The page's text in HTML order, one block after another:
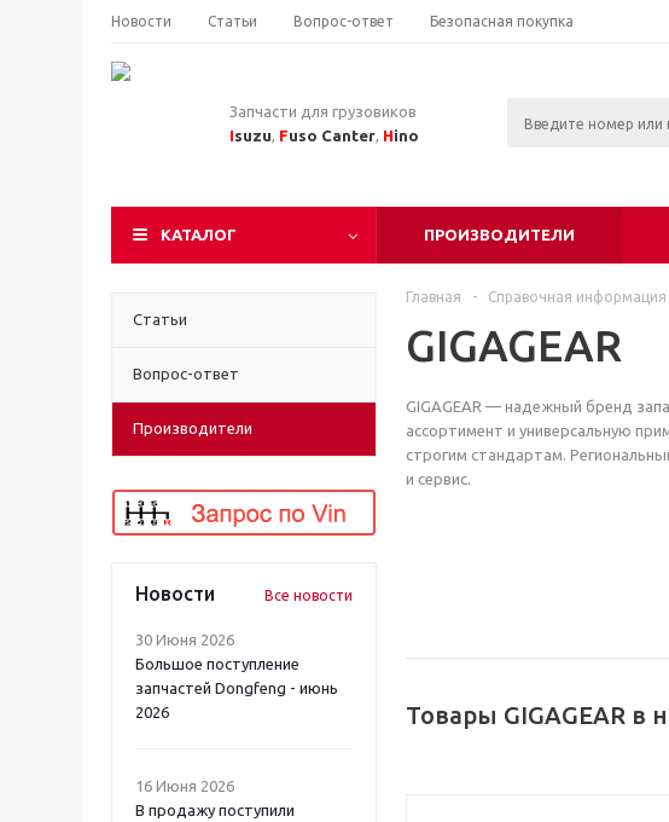
Новости Статьи Вопрос-ответ Безопасная покупка
Запчасти для грузовиков
Isuzu, Fuso Canter, Hino
КАТАЛОГ ПРОИЗВОДИТЕЛИ
Статьи
Вопрос-ответ
Производители
Новости Все новости
30 Июня 2026
Большое поступление
запчастей Dongfeng - июнь
2026
16 Июня 2026
В продажу поступили
Главная - Справочная информация
GIGAGEAR
GIGAGEAR — надежный бренд
ассортимент и универсальную
строгим стандартам.
и сервис.
Товары GIGAGEAR в